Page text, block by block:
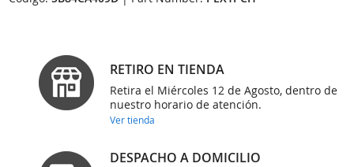
RETIRO EN TIENDA
Retira el Miércoles 12 de Agosto, dentro de
nuestro horario de atención.
Ver tienda
DESPACHO A DOMICILIO